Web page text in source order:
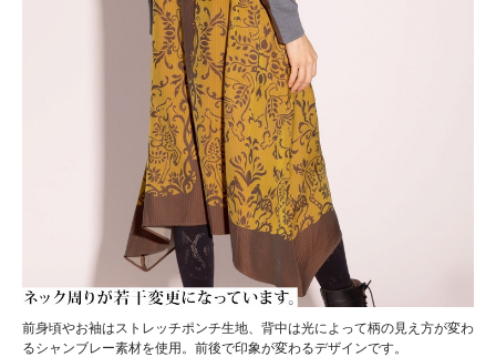
前身頃やお袖はストレッチポンチ生地、背中は光によって柄の見え方が変わ
るシャンブレー素材を使用。前後で印象が変わるデザインです。